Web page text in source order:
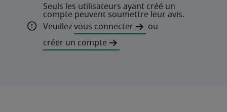
Seuls les utilisateurs ayant créé un
compte peuvent soumettre leur avis.
Veuillezvous connecter
ou
créer un compte